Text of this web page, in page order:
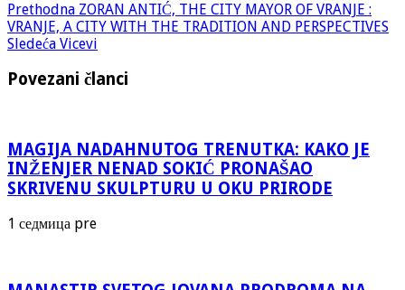
Prethodna ZORAN ANTIĆ, THE CITY MAYOR OF VRANJE :
VRANJE, A CITY WITH THE TRADITION AND PERSPECTIVES
Sledeća Vicevi
Povezani članci
MAGIJA NADAHNUTOG TRENUTKA: KAKO JE
INŽENJER NENAD SOKIĆ PRONAŠAO
SKRIVENU SKULPTURU U OKU PRIRODE
1 седмица pre